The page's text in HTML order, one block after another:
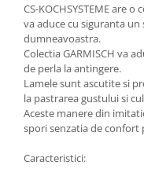
Raclete patiserie
Suporturi prajituri
Tavi detasabile
Tavi si forme fursecuri
Ustensile antiaderente
Ustensile de masura
CS-KOCHSYSTEME are
va aduce cu siguranta
dumneavoastra.
Colectia GARMISCH va
de perla la antingere.
Lamele sunt ascutite si
la pastrarea gustului si
Aceste manere din
spori senzatia de
Caracteristici: